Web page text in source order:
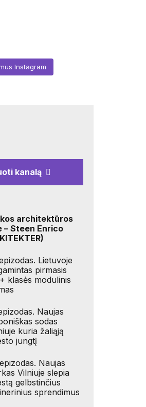
Instagram
kanalą
architektūros
– Steen Enrico
Lietuvoje
pirmasis
klasės modulinis
Naujas
sodas
kuria žaliąją
jungtį
Naujas
Vilniuje slepia
gelbstinčius
sprendimus